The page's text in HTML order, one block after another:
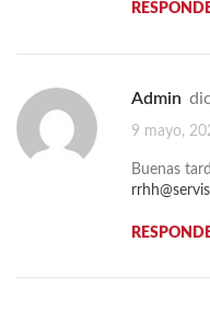
admin
9 mayo,
Buenas